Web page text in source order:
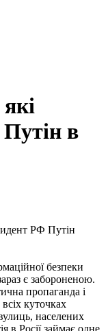
Путін в
РФ Путін
безпеки
є забороненою.
пропаганда і
куточках
населених
в Росії займає одне